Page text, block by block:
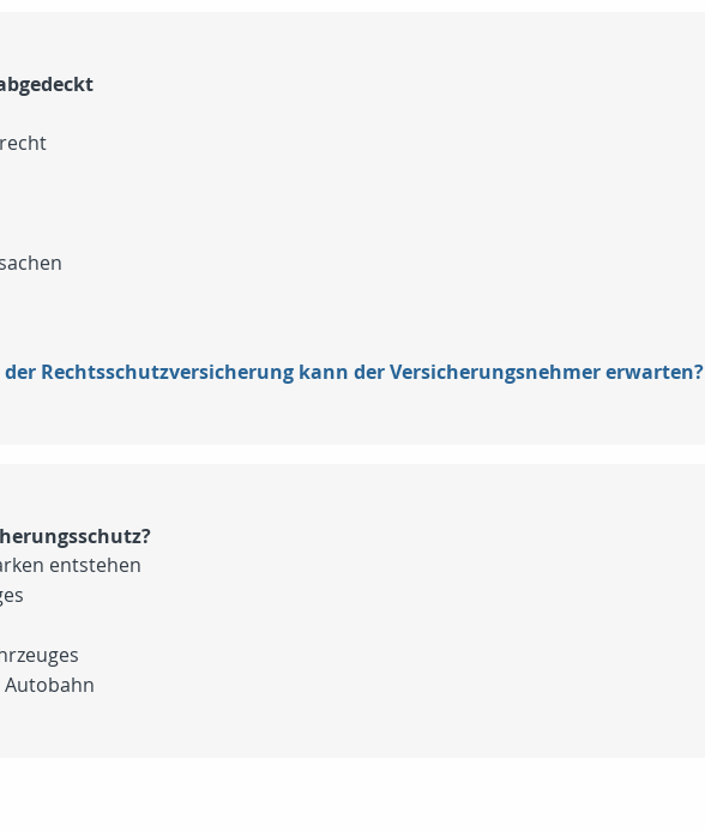
Rechtsschutzversicherung kann der Versicherungsnehmer erwarten?
entstehen
Autobahn